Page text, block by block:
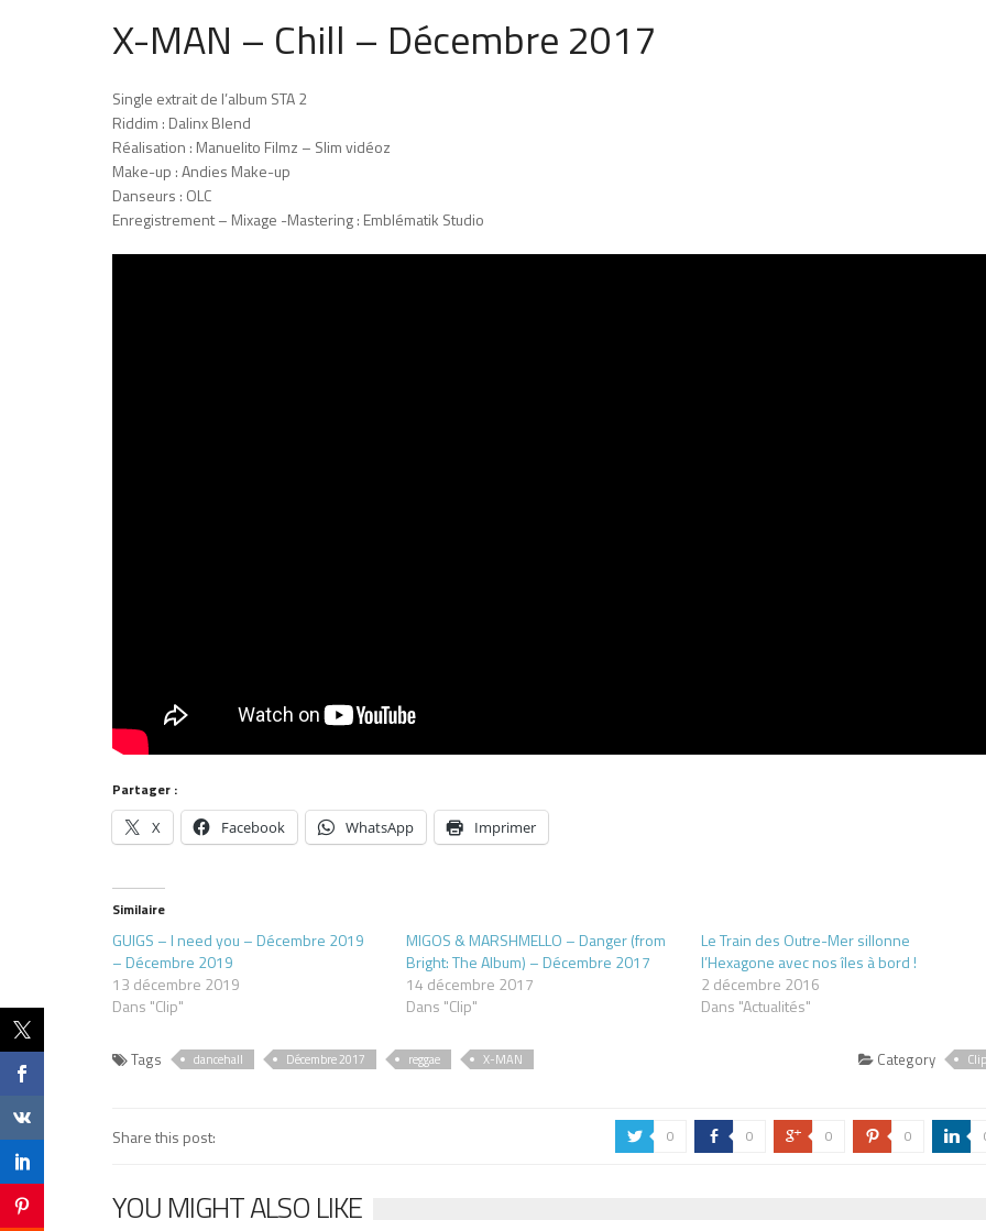
X-MAN – Chill – Décembre 2017
Single extrait de l’album STA 2
Riddim : Dalinx Blend
Réalisation : Manuelito Filmz – Slim vidéoz
Make-up : Andies Make-up
Danseurs : OLC
Enregistrement – Mixage -Mastering : Emblématik Studio
Partager :
X Facebook WhatsApp Imprimer
Similaire
GUIGS – I need you – Décembre 2019
– Décembre 2019
13 décembre 2019
Dans "Clip"
MIGOS & MARSHMELLO – Danger (from
Bright: The Album) – Décembre 2017
14 décembre 2017
Dans "Clip"
Le Train des Outre-Mer sillonne
l’Hexagone avec nos îles à bord !
2 décembre 2016
Dans "Actualités"
Tags dancehall Décembre 2017 reggae X-MAN Category
Share this post: a 0 b 0 c 0 d 0 j
YOU MIGHT ALSO LIKE